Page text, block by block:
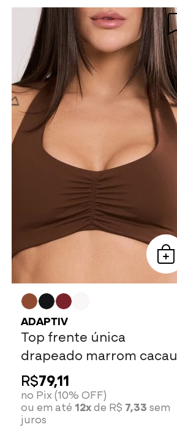
ADAPTIV
Top frente única
drapeado marrom cacau
R$79,11
no Pix (10% OFF)
ou em até 12xde R$ 7,33 sem
juros